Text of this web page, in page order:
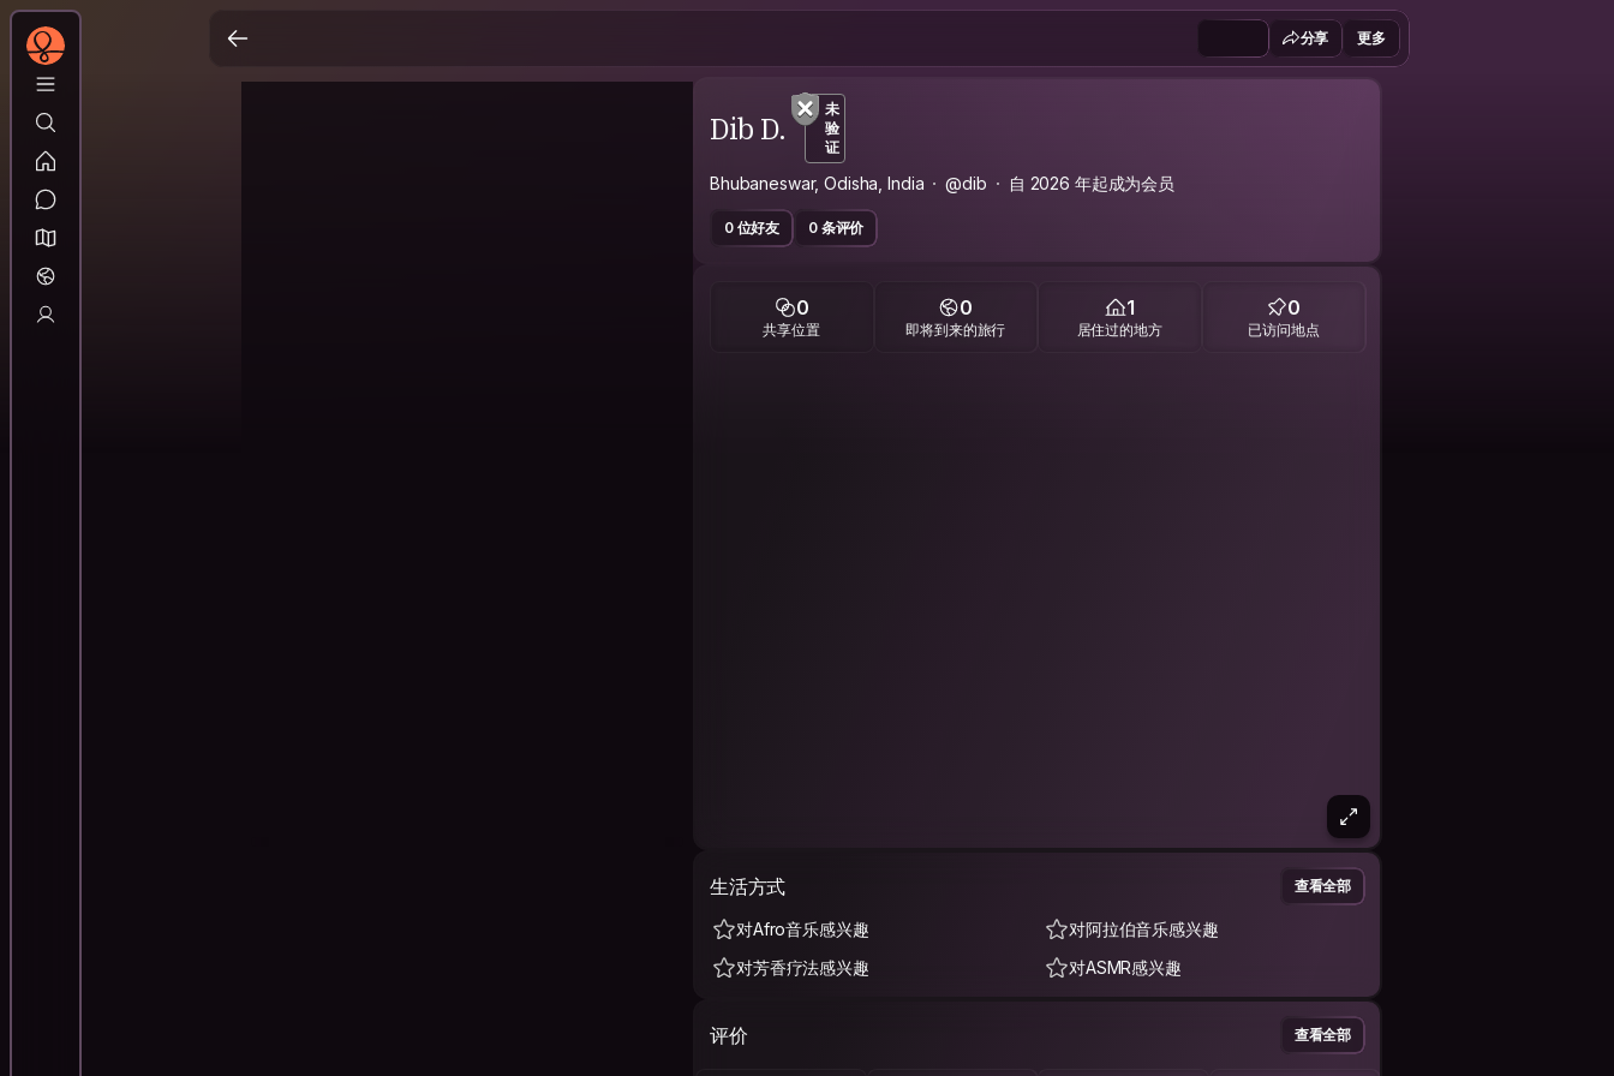
分享 更多
Dib D.
未
验
证
Bhubaneswar, Odisha, India @dib 自 2026 年起成为会员
0 位好友 0 条评价
0
共享位置
0
即将到来的旅行
1
居住过的地方
0
已访问地点
生活方式 查看全部
对Afro音乐感兴趣
对阿拉伯音乐感兴趣
对芳香疗法感兴趣
对ASMR感兴趣
评价 查看全部